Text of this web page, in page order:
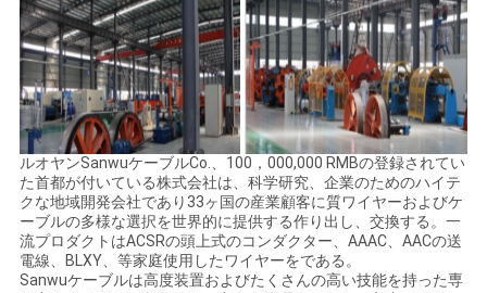
ルオヤンSanwuケーブルCo.、100，000,000 RMBの登録されてい
た首都が付いている株式会社は、科学研究、企業のためのハイテ
クな地域開発会社であり33ヶ国の産業顧客に質ワイヤーおよびケ
ーブルの多様な選択を世界的に提供する作り出し、交換する。一
流プロダクトはACSRの頭上式のコンダクター、AAAC、AACの送
電線、BLXY、等家庭使用したワイヤーをである。
Sanwuケーブルは高度装置およびたくさんの高い技能を持った専